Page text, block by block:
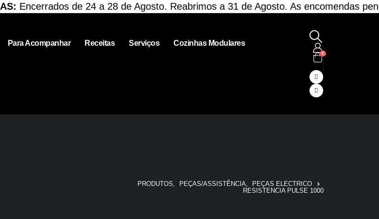
Encerrados de 24 a 28 de Agosto. Reabrimos a 31 de Agosto. As encomendas
Para Acompanhar Receitas Serviços Cozinhas Modulares
0
PRODUTOS, PEÇAS/ASSISTÊNCIA,
PEÇAS ELECTRICO
RESISTENCIA PULSE 1000